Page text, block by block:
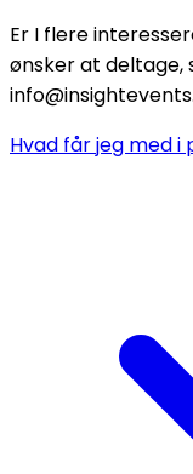
Er I flere
ønsker at deltage,
Hvad får jeg med i